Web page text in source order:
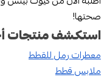
صحتها!
استكشف منتجات
معطرات رمل للقطط
ملابس قطط